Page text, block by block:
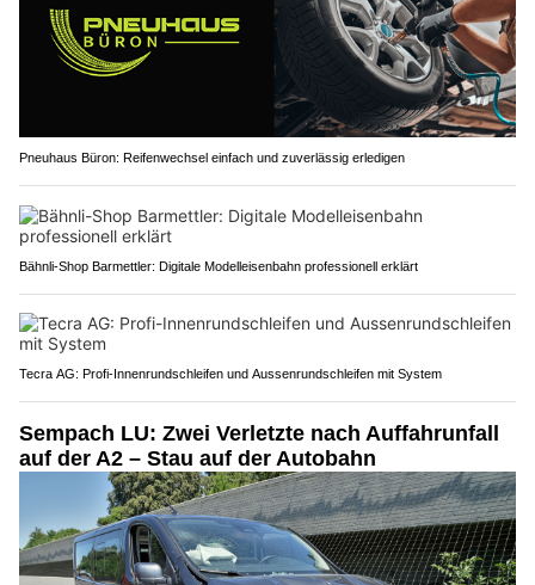
Pneuhaus Büron: Reifenwechsel einfach und zuverlässig erledigen
Bähnli-Shop Barmettler: Digitale Modelleisenbahn professionell erklärt
Tecra AG: Profi-Innenrundschleifen und Aussenrundschleifen mit System
Sempach LU: Zwei Verletzte nach Auffahrunfall
auf der A2 – Stau auf der Autobahn